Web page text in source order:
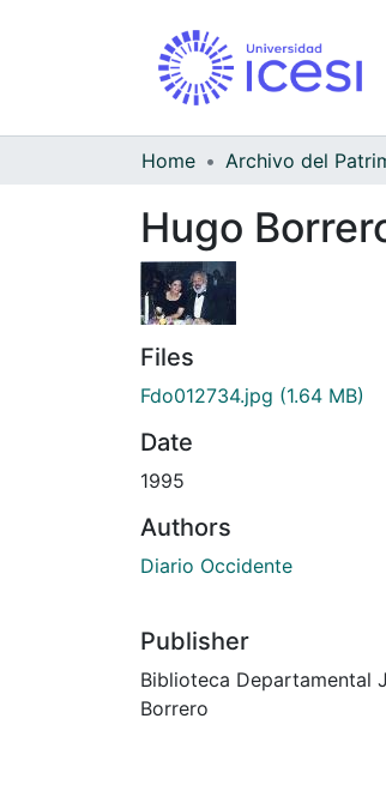
Home
Hugo
Files
Fdo012734.jpg (1.64 MB)
Date
1995
Authors
Diario Occidente
Publisher
Biblioteca Departamental
Borrero